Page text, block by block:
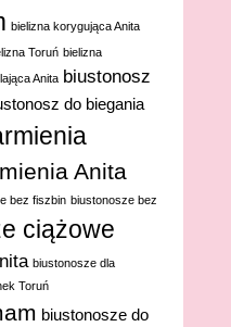
bielizna korygująca Anita
Toruń bielizna
Anita biustonosz
do biegania
Anita
bez fiszbin biustonosze bez
ciążowe
biustonosze dla
Toruń
biustonosze do